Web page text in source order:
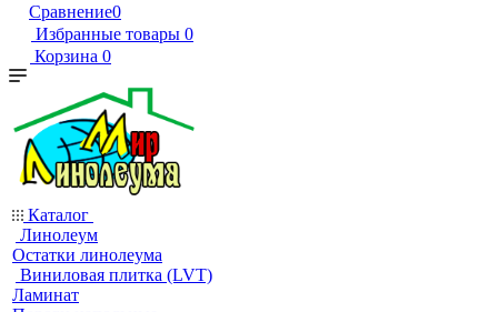
Сравнение0
Избранные товары 0
Корзина 0
Каталог
Линолеум
Остатки линолеума
Виниловая плитка (LVT)
Ламинат